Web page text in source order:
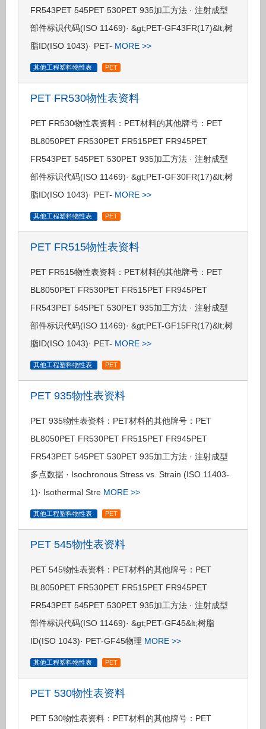
FR543PET 545PET 530PET 935加工方法 · 注射成型
部件标识代码(ISO 11469)· &gt;PET-GF43FR(17)&lt;树
脂ID(ISO 1043)· PET- MORE >>
其他工程塑料物性表 PET
PET FR530物性表资料
PET FR530物性表资料：PET材料的其他牌号：PET
BL8050PET FR530PET FR515PET FR945PET
FR543PET 545PET 530PET 935加工方法 · 注射成型
部件标识代码(ISO 11469)· &gt;PET-GF30FR(17)&lt;树
脂ID(ISO 1043)· PET- MORE >>
其他工程塑料物性表 PET
PET FR515物性表资料
PET FR515物性表资料：PET材料的其他牌号：PET
BL8050PET FR530PET FR515PET FR945PET
FR543PET 545PET 530PET 935加工方法 · 注射成型
部件标识代码(ISO 11469)· &gt;PET-GF15FR(17)&lt;树
脂ID(ISO 1043)· PET- MORE >>
其他工程塑料物性表 PET
PET 935物性表资料
PET 935物性表资料：PET材料的其他牌号：PET
BL8050PET FR530PET FR515PET FR945PET
FR543PET 545PET 530PET 935加工方法 · 注射成型
多点数据 · Isochronous Stress vs. Strain (ISO 11403-
1)· Isothermal Stre MORE >>
其他工程塑料物性表 PET
PET 545物性表资料
PET 545物性表资料：PET材料的其他牌号：PET
BL8050PET FR530PET FR515PET FR945PET
FR543PET 545PET 530PET 935加工方法 · 注射成型
部件标识代码(ISO 11469)· &gt;PET-GF45&lt;树脂
ID(ISO 1043)· PET-GF45物理 MORE >>
其他工程塑料物性表 PET
PET 530物性表资料
PET 530物性表资料：PET材料的其他牌号：PET